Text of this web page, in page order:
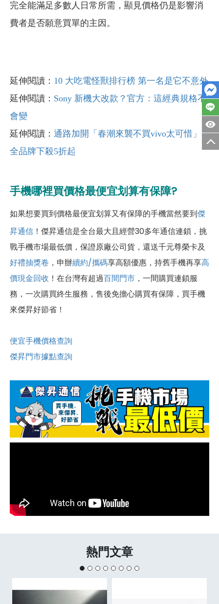
完全能滿足多數人日常所需，顯見價格仍是影響消
費者是否願意買單的主因。
延伸閱讀： 10 大吃電怪獸排行榜 第一名是它不意外
延伸閱讀： Sony 新機大改款？官方：這經典規格不
會變
延伸閱讀： 通路加開「春潮來襲不買vivo太可惜」
全品牌下殺5折起
手機哪裡買價格最便宜划算有保障?
如果想要買到價格最便宜划算又有保障的手機當然要到傑
昇通信 ！傑昇通信是全台最大且經營30多年通信連鎖，挑
戰手機市場最低價，保證原廠公司貨，還送千元尊榮卡及
好禮抽獎卷 ，申辦續約/攜碼享高額優惠，持舊手機再享高
價現金回收 ！ 在台灣有超過百間門市 ，一間購買連鎖服
務，一次購買終生服務，售後免擔心購買有保障，買手機
來傑昇好節省！
便宜手機價格查詢
傑昇門市據點查詢
熱門文章